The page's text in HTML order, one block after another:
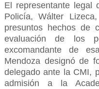
El representante legal
Policía, Wálter
presuntos hechos de
evaluación de los
excomandante de
Mendoza designó de
delegado ante la CMI,
admisión a la